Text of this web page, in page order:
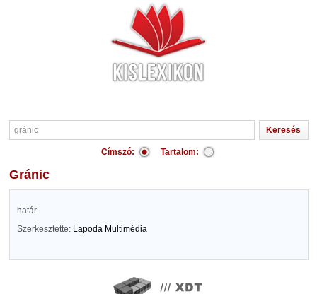
Címszó: Tartalom:
gránic
határ
Szerkesztette: Lapoda Multimédia